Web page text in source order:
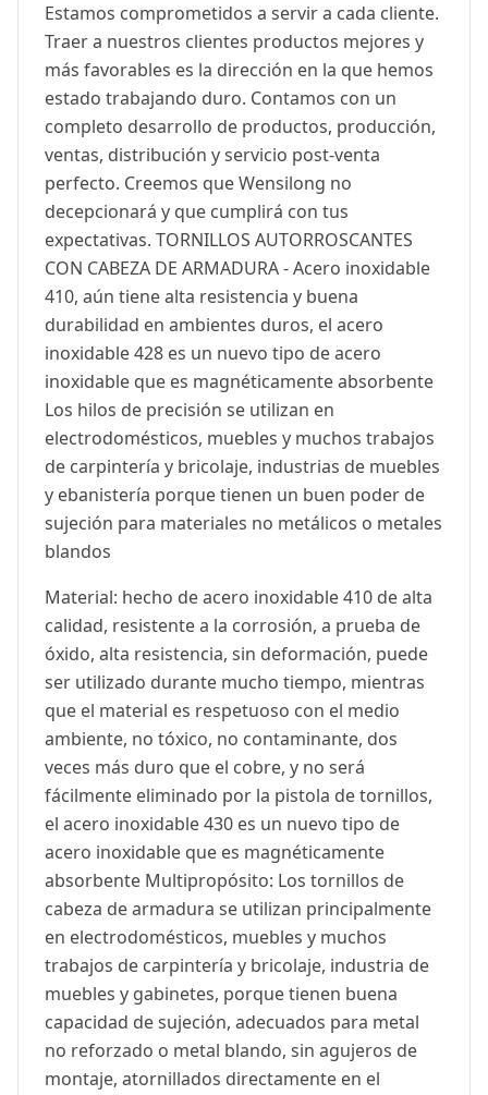
Estamos comprometidos a servir a cada cliente.
Traer a nuestros clientes productos mejores y
más favorables es la dirección en la que hemos
estado trabajando duro. Contamos con un
completo desarrollo de productos, producción,
ventas, distribución y servicio post-venta
perfecto. Creemos que Wensilong no
decepcionará y que cumplirá con tus
expectativas. TORNILLOS AUTORROSCANTES
CON CABEZA DE ARMADURA - Acero inoxidable
410, aún tiene alta resistencia y buena
durabilidad en ambientes duros, el acero
inoxidable 428 es un nuevo tipo de acero
inoxidable que es magnéticamente absorbente
Los hilos de precisión se utilizan en
electrodomésticos, muebles y muchos trabajos
de carpintería y bricolaje, industrias de muebles
y ebanistería porque tienen un buen poder de
sujeción para materiales no metálicos o metales
blandos
Material: hecho de acero inoxidable 410 de alta
calidad, resistente a la corrosión, a prueba de
óxido, alta resistencia, sin deformación, puede
ser utilizado durante mucho tiempo, mientras
que el material es respetuoso con el medio
ambiente, no tóxico, no contaminante, dos
veces más duro que el cobre, y no será
fácilmente eliminado por la pistola de tornillos,
el acero inoxidable 430 es un nuevo tipo de
acero inoxidable que es magnéticamente
absorbente Multipropósito: Los tornillos de
cabeza de armadura se utilizan principalmente
en electrodomésticos, muebles y muchos
trabajos de carpintería y bricolaje, industria de
muebles y gabinetes, porque tienen buena
capacidad de sujeción, adecuados para metal
no reforzado o metal blando, sin agujeros de
montaje, atornillados directamente en el